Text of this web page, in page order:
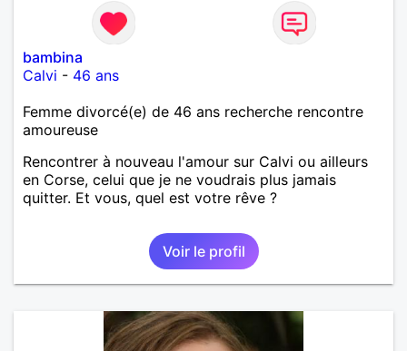
bambina
Calvi - 46 ans
Femme divorcé(e) de 46 ans recherche rencontre
amoureuse
Rencontrer à nouveau l'amour sur Calvi ou ailleurs
en Corse, celui que je ne voudrais plus jamais
quitter. Et vous, quel est votre rêve ?
Voir le profil